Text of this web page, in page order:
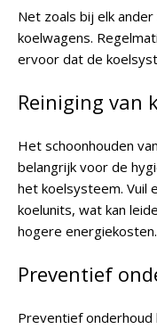
Net zoals bij elk
koelwagens.
ervoor dat de
Reiniging van
Het schoonhouden
belangrijk voor de
het koelsysteem. Vuil
koelunits, wat kan
hogere energiekosten.
Preventief
Preventief